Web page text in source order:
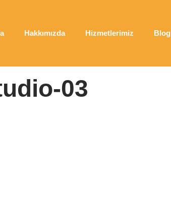
Hakkımızda Hizmetlerimiz Blog
03